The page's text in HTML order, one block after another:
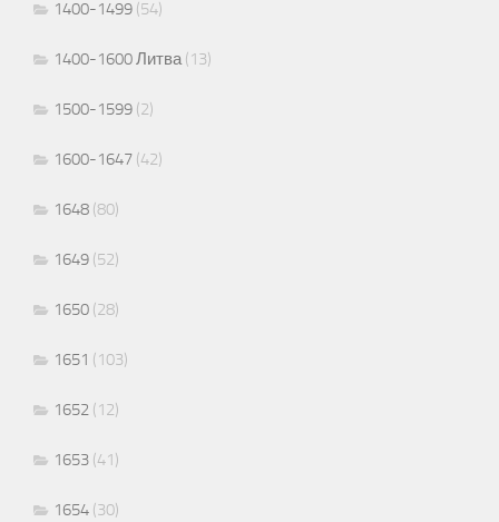
1400-1499 (54)
1400-1600 Литва(13)
1500-1599 (2)
1600-1647 (42)
1648 (80)
1649 (52)
1650 (28)
1651 (103)
1652 (12)
1653 (41)
1654 (30)